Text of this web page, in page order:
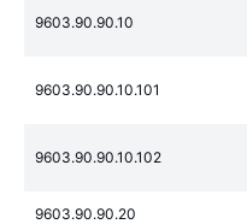
9603.90.90.10
9603.90.90.10.101
9603.90.90.10.102
9603.90.90.20